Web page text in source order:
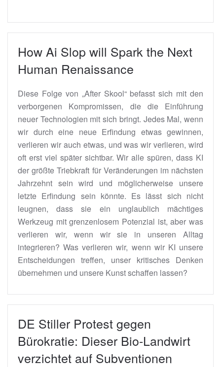
How Ai Slop will Spark the Next
Human Renaissance
Diese Folge von „After Skool“ befasst sich mit den
verborgenen Kompromissen, die die Einführung
neuer Technologien mit sich bringt. Jedes Mal, wenn
wir durch eine neue Erfindung etwas gewinnen,
verlieren wir auch etwas, und was wir verlieren, wird
oft erst viel später sichtbar. Wir alle spüren, dass KI
der größte Triebkraft für Veränderungen im nächsten
Jahrzehnt sein wird und möglicherweise unsere
letzte Erfindung sein könnte. Es lässt sich nicht
leugnen, dass sie ein unglaublich mächtiges
Werkzeug mit grenzenlosem Potenzial ist, aber was
verlieren wir, wenn wir sie in unseren Alltag
integrieren? Was verlieren wir, wenn wir KI unsere
Entscheidungen treffen, unser kritisches Denken
übernehmen und unsere Kunst schaffen lassen?
DE Stiller Protest gegen
Bürokratie: Dieser Bio-Landwirt
verzichtet auf Subventionen